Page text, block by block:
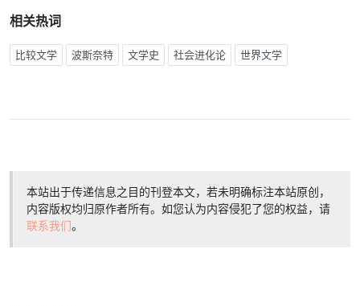
相关热词
比较文学 波斯奈特 文学史 社会进化论 世界文学
本站出于传递信息之目的刊登本文，若未明确标注本站原创，
内容版权均归原作者所有。如您认为内容侵犯了您的权益，请
联系我们。